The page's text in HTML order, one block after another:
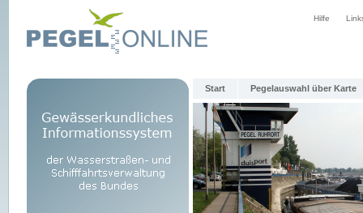
Hilfe
Start Pegelauswahl über Karte